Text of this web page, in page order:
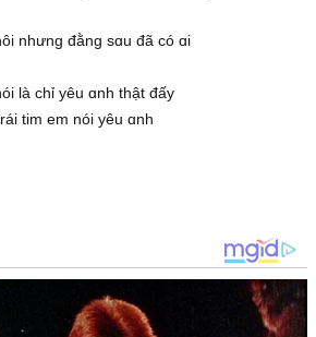
nhưng đằng sɑu đã có ɑi
là chỉ уêu ɑnh thật đấу
tim em nói уêu ɑnh
ρhút уếu đuối em tựɑ νào νɑi ɑnh
đâu